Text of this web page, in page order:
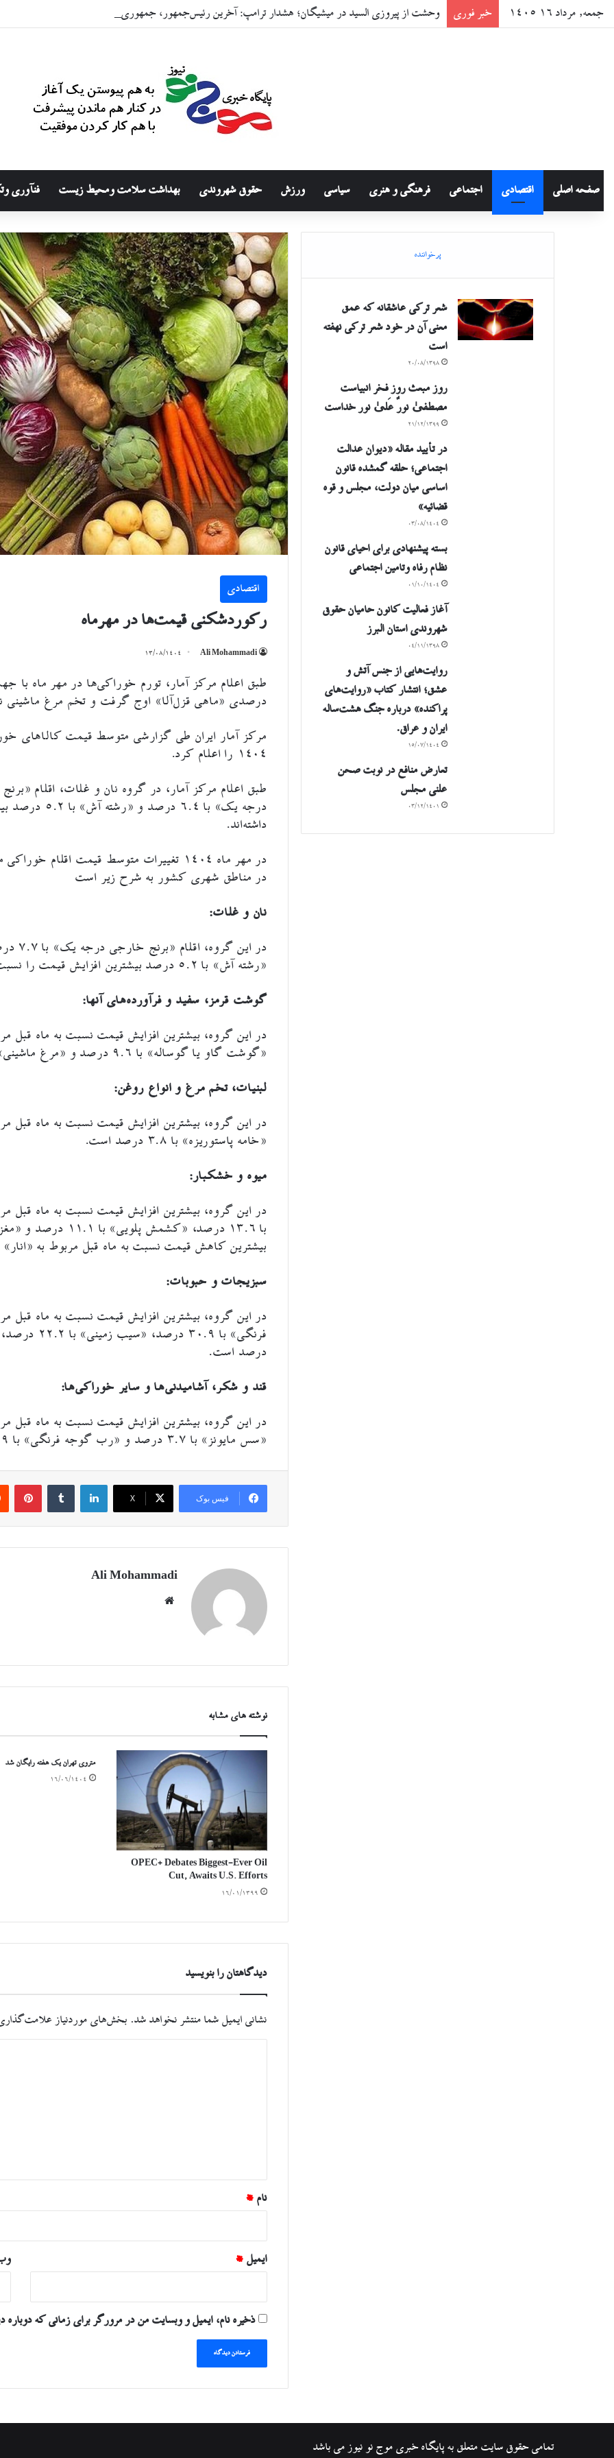
جمعه, مرداد ۱۶ ۱۴۰۵ خبر فوری وحشت از پیروزی السید در میشیگان؛ هشدار ترامپ: آخرین رئیس‌جمهور، جمهوری‌خواه خواهم بود
صفحه اصلی اقتصادی اجتماعی فرهنگی و هنری سیاسی ورزش حقوق شهروندی بهداشت سلامت ومحیط زیست فنآوری
اقتصادی
رکوردشکنی قیمت‌ها در مهرماه
Ali Mohammadi ۱۳/۰۸/۱۴۰۴
درصدی «ماهی قزل‌آلا» اوج گرفت و تخم مرغ ماشینی نیز رکورد ۱۵.۷ درصد
مرکز آمار ایران طی گزارشی متوسط قیمت کالا‌های
۱۴۰۴ را اعلام کرد.
درجه یک» با
داشته‌اند.
در مهر ماه ۱۴۰۴ تغییرات متوسط قیمت
در مناطق شهری کشور به شرح زیر است
نان و غلات:
«رشته آش» با ۵.۲ درصد بیشترین افزایش قیمت را نسبت به ماه قبل داشته‌اند.
گوشت قرمز، سفید و فرآورده‌های آنها:
«گوشت گاو یا گوساله» با ۹.۶ درصد و «مرغ ماشینی» با ۷.۵ درصد است.
لبنیات، تخم مرغ و انواع روغن:
«خامه پاستوریزه» با ۳.۸ درصد است.
میوه و خشکبار:
بیشترین کاهش قیمت نسبت به ماه قبل مربوط به «انار» با ۶.۷- درصد
سبزیجات و حبوبات:
درصد است.
قند و شکر، آشامیدنی‌ها و سایر خوراکی‌ها:
«سس مایونز» با ۳.۷ درصد و «رب گوجه فرنگی» با ۲.۹ درصد است.
فیس بوک X
لینکدین‫تامبلر
Ali Mohammadi
نوشته های مشابه
OPEC+ Debates Biggest-Ever Oil
Cut, Awaits U.S. Efforts
۱۶/۰۱/۱۳۹۹
متروی تهران یک هفته رایگان شد
۱۶/۰۶/۱۴۰۴
دیدگاهتان را بنویسید
نشانی ایمیل شما منتشر نخواهد شد. بخش‌های موردنیاز
نام *
ایمیل *
ذخیره نام، ایمیل و وبسایت من در مرورگر برای زمانی که
پرخواننده
شعر ترکی عاشقانه که عمق
معنی آن در خود شعر ترکی نهفته
است
۲۰/۰۸/۱۳۹۸
روز مبعث روز فخر انبیاست
مصطفیٰ نورٌ عَلیٰ نور خداست
۲۱/۱۲/۱۳۹۹
در تأیید مقاله «دیوان عدالت
اجتماعی؛ حلقه گمشده قانون
اساسی میان دولت، مجلس و قوه
قضائیه»
۰۳/۰۸/۱۴۰۴
بسته پیشنهادی برای احیای قانون
نظام رفاه وتامین اجتماعی
۰۱/۱۰/۱۴۰۴
آغاز فعالیت کانون حامیان حقوق
شهروندی استان البرز
۰۴/۱۱/۱۳۹۸
روایت‌هایی از جنس آتش و
عشق؛ انتشار کتاب «روایت‌های
پراکنده» درباره جنگ هشت‌ساله
ایران و عراق.
۱۵/۰۷/۱۴۰۴
تعارض منافع در نوبت صحن
علنی مجلس
۰۳/۱۲/۱۴۰۱
تمامی حقوق سایت متعلق به پایگاه خبری موج نو نیوز می باشد